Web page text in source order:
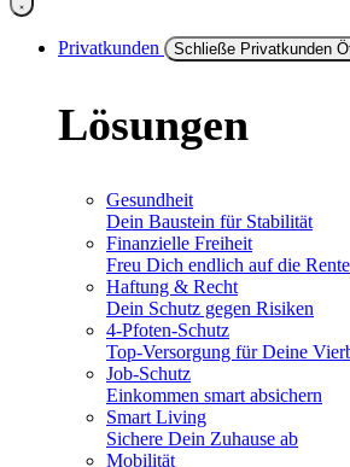
Privatkunden Schließe Privatkunden
Lösungen
Gesundheit
Dein Baustein für Stabilität
Finanzielle Freiheit
Freu Dich endlich auf die Rente
Haftung & Recht
Dein Schutz gegen Risiken
4-Pfoten-Schutz
Top-Versorgung für Deine
Job-Schutz
Einkommen smart absichern
Smart Living
Sichere Dein Zuhause ab
Mobilität